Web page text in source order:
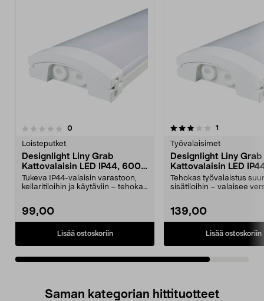
0arvostelut
Loisteputket
Designlight Liny Grab
Kattovalaisin LED IP44, 600
mm
Tukeva IP44-valaisin varastoon,
kellaritiloihin ja käytäviin – tehokas
99,00
Lisää ostoskoriin
3.0viidestä
1
Työvalaisimet
Designlight Liny Grab
Kattovalaisin LED
mm
Tehokas työvalaistus
sisätiloihin – valaisee
139,00
Lisää ostoskoriin
Saman kategorian hittituotteet